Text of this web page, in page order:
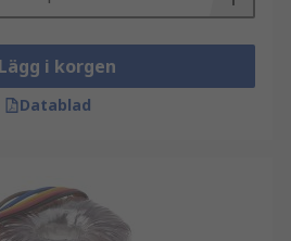
i korgen
Datablad